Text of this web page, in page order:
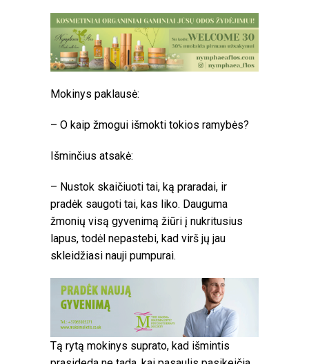
Mokinys paklausė:
– O kaip žmogui išmokti tokios ramybės?
Išminčius atsakė:
– Nustok skaičiuoti tai, ką praradai, ir
pradėk saugoti tai, kas liko. Dauguma
žmonių visą gyvenimą žiūri į nukritusius
lapus, todėl nepastebi, kad virš jų jau
skleidžiasi nauji pumpurai.
Tą rytą mokinys suprato, kad išmintis